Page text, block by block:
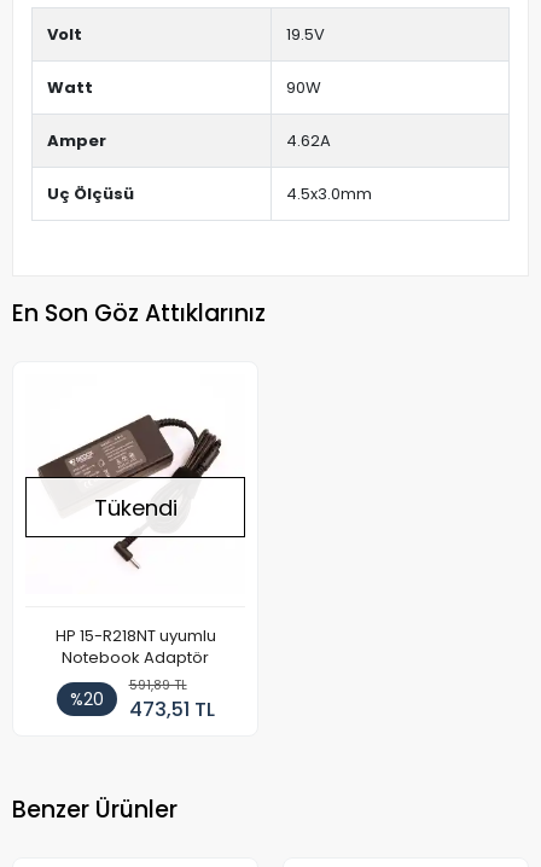
Volt 19.5V
Watt 90W
Amper 4.62A
Uç Ölçüsü 4.5x3.0mm
En Son Göz Attıklarınız
Tükendi
HP 15-R218NT uyumlu
Notebook Adaptör
%20
591,89 TL
473,51 TL
Benzer Ürünler